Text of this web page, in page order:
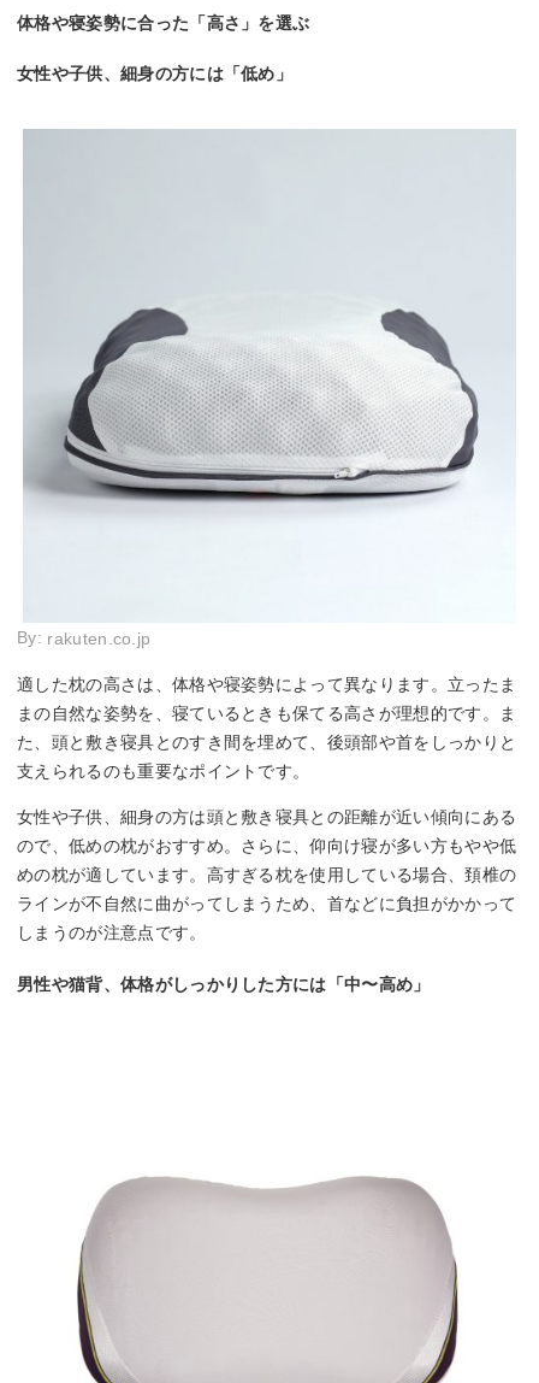
体格や寝姿勢に合った「高さ」を選ぶ
女性や子供、細身の方には「低め」
By: rakuten.co.jp
適した枕の高さは、体格や寝姿勢によって異なります。立ったま
まの自然な姿勢を、寝ているときも保てる高さが理想的です。ま
た、頭と敷き寝具とのすき間を埋めて、後頭部や首をしっかりと
支えられるのも重要なポイントです。
女性や子供、細身の方は頭と敷き寝具との距離が近い傾向にある
ので、低めの枕がおすすめ。さらに、仰向け寝が多い方もやや低
めの枕が適しています。高すぎる枕を使用している場合、頚椎の
ラインが不自然に曲がってしまうため、首などに負担がかかって
しまうのが注意点です。
男性や猫背、体格がしっかりした方には「中〜高め」